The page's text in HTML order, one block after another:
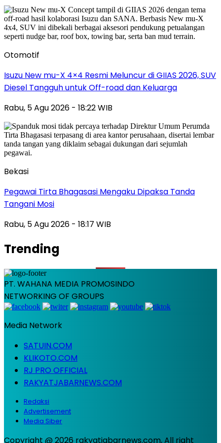
Otomotif
Isuzu New mu-X 4×4 Resmi Meluncur di GIIAS 2026, SUV
Diesel Tangguh untuk Off-road dan Keluarga
Rabu, 5 Agu 2026 - 18:22 WIB
Bekasi
Pegawai Tirta Bhagasasi Mengaku Dipaksa Tanda
Tangani Mosi
Rabu, 5 Agu 2026 - 18:17 WIB
Trending
PT. WAHANA MEDIA PROMOSINDO
NETWORKING OF GROUPS
Media Network
SATUIN.COM
KLIKOTO.COM
RJ PRO OFFICIAL
RAKYATJABARNEWS.COM
Redaksi
Advertisement
Media Siber
Copyright @ 2026 rakyatjabarnews.com, All right